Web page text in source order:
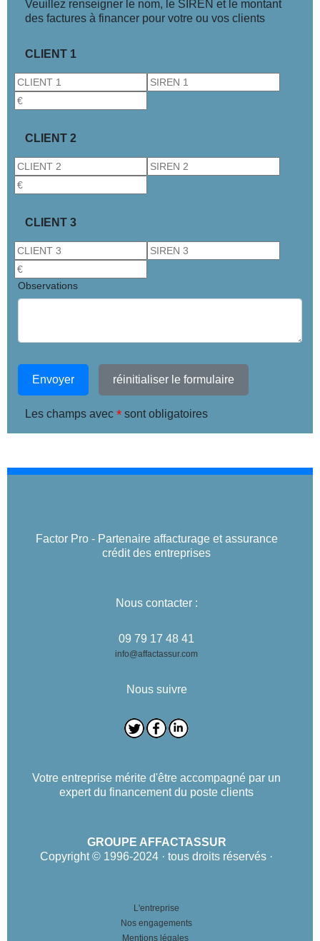
Veuillez renseigner le nom, le SIREN et le montant
des factures à financer pour votre ou vos clients
CLIENT 1
CLIENT 2
CLIENT 3
Observations
Envoyer réinitialiser le formulaire
Les champs avec * sont obligatoires
Factor Pro - Partenaire affacturage et assurance
crédit des entreprises
Nous contacter :
09 79 17 48 41
info@affactassur.com
Nous suivre
Votre entreprise mérite d'être accompagné par un
expert du financement du poste clients
GROUPE AFFACTASSUR
Copyright © 1996-2024 · tous droits réservés ·
L'entreprise
Nos engagements
Mentions légales